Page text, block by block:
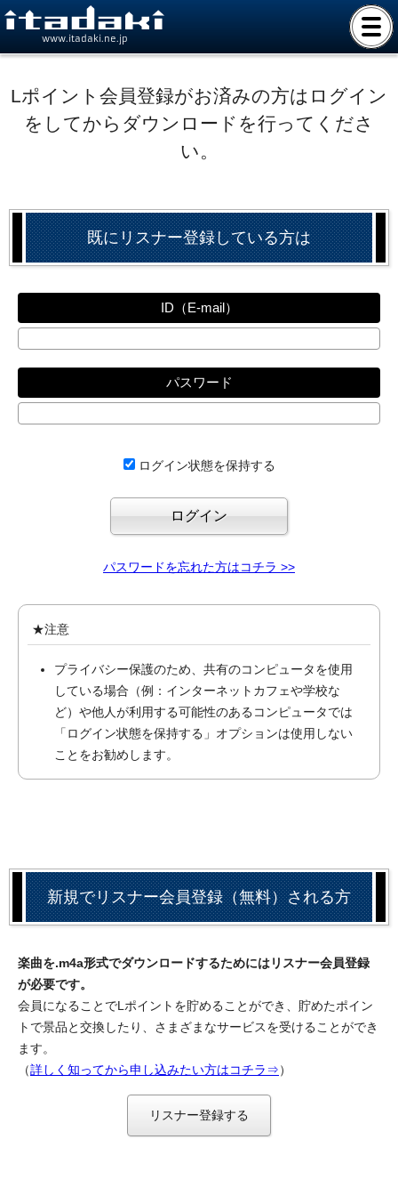
www.itadaki.ne.jp
Lポイント会員登録がお済みの方はログイン
をしてからダウンロードを行ってくださ
い。
既にリスナー登録している方は
ID（E-mail）
パスワード
ログイン状態を保持する
パスワードを忘れた方はコチラ >>
★注意
プライバシー保護のため、共有のコンピュータを使用
している場合（例：インターネットカフェや学校な
ど）や他人が利用する可能性のあるコンピュータでは
「ログイン状態を保持する」オプションは使用しない
ことをお勧めします。
新規でリスナー会員登録（無料）される方
楽曲を.m4a形式でダウンロードするためにはリスナー会員登録
が必要です。
会員になることでLポイントを貯めることができ、貯めたポイン
トで景品と交換したり、さまざまなサービスを受けることができ
ます。
（詳しく知ってから申し込みたい方はコチラ⇒）
リスナー登録する